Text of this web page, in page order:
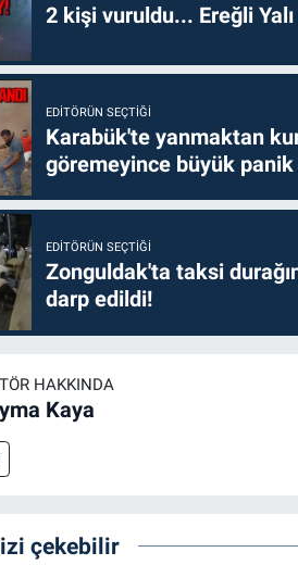
2 kişi vuruldu... Ereğli Yalı
EDITÖRÜN SEÇTIĞI
Karabük'te yanmaktan
göremeyince büyük panik
EDITÖRÜN SEÇTIĞI
Zonguldak'ta taksi
darp edildi!
HAKKINDA
Kaya
çekebilir